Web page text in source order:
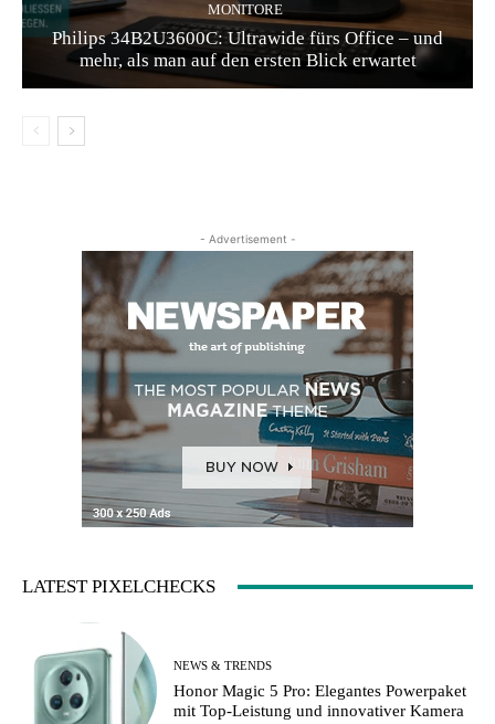
MONITORE
Philips 34B2U3600C: Ultrawide fürs Office – und
mehr, als man auf den ersten Blick erwartet
- Advertisement -
LATEST PIXELCHECKS
NEWS & TRENDS
Honor Magic 5 Pro: Elegantes Powerpaket
mit Top-Leistung und innovativer Kamera